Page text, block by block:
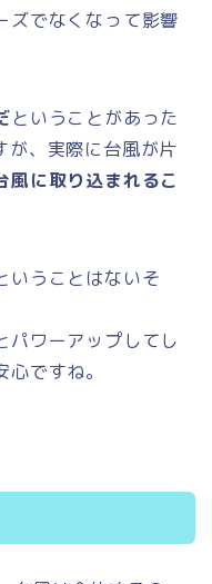
ズでなくなって影響
ということがあった
、実際に台風が片
風に取り込まれるこ
いうことはないそ
パワーアップしてし
ですね。